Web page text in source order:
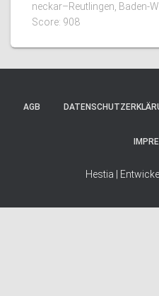
neckar–Reutlingen, Baden-
Score: 908
AGB
Hestia |